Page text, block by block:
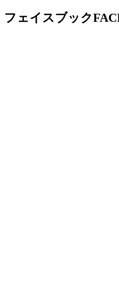
フェイスブック